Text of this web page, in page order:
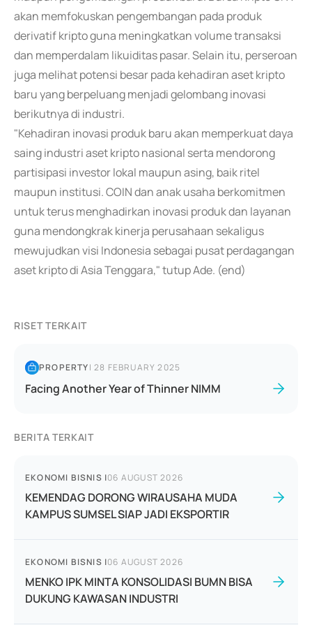
akan memfokuskan pengembangan pada produk
derivatif kripto guna meningkatkan volume transaksi
dan memperdalam likuiditas pasar. Selain itu, perseroan
juga melihat potensi besar pada kehadiran aset kripto
baru yang berpeluang menjadi gelombang inovasi
berikutnya di industri.
"Kehadiran inovasi produk baru akan memperkuat daya
saing industri aset kripto nasional serta mendorong
partisipasi investor lokal maupun asing, baik ritel
maupun institusi. COIN dan anak usaha berkomitmen
untuk terus menghadirkan inovasi produk dan layanan
guna mendongkrak kinerja perusahaan sekaligus
mewujudkan visi Indonesia sebagai pusat perdagangan
aset kripto di Asia Tenggara," tutup Ade. (end)
RISET TERKAIT
PROPERTY|28 FEBRUARY 2025
Facing Another Year of Thinner NIMM
BERITA TERKAIT
EKONOMI BISNIS |06 AUGUST 2026
KEMENDAG DORONG WIRAUSAHA MUDA
KAMPUS SUMSEL SIAP JADI EKSPORTIR
EKONOMI BISNIS |06 AUGUST 2026
MENKO IPK MINTA KONSOLIDASI BUMN BISA
DUKUNG KAWASAN INDUSTRI